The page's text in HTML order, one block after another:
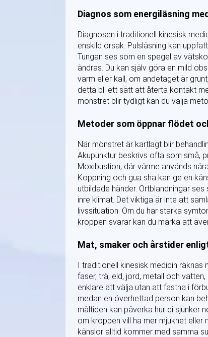
Diagnos som energiläsning
Diagnosen i traditionell kinesisk
enskild orsak. Pulsläsning kan
Tungan ses som en spegel av
ändras. Du kan själv göra en mild
varm eller kall, om andetaget är
detta bli ett sätt att återta kontakt
mönstret blir tydligt kan du välja
Metoder som öppnar flödet
När mönstret är kartlagt blir
Akupunktur beskrivs ofta som små,
Moxibustion, där värme används
Koppning och gua sha kan ge en
utbildade händer. Örtblandningar
inre klimat. Det viktiga är inte att
livssituation. Om du har starka
kroppen svarar kan du märka att
Mat, smaker och årstider
I traditionell kinesisk medicin
faser, trä, eld, jord, metall och
enklare att välja utan att fastna i
medan en överhettad person kan
måltiden kan påverka hur qi sjunker
om kroppen vill ha mer mjukhet
känslor alltid kommer med samma